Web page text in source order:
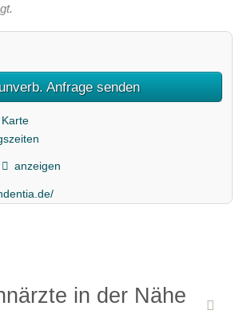
unverb. Anfrage senden
anzeigen
in der Nähe